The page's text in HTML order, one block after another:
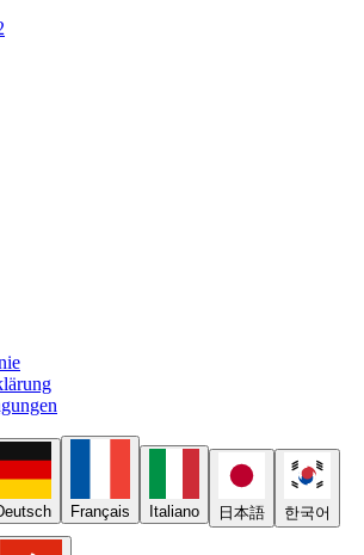
Français Italiano 日本語 한국어